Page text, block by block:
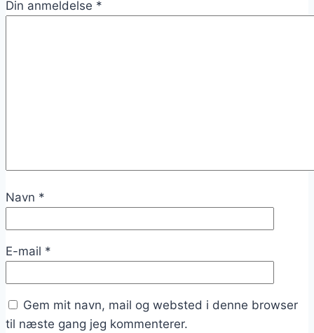
Din anmeldelse *
Navn *
E-mail *
Gem mit navn, mail og websted i denne browser
til næste gang jeg kommenterer.